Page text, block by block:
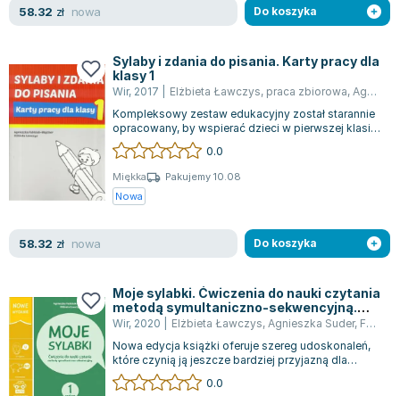
Katarzyna Miller
Mark Twain
Marcin Meller
Paulina Młynarska
ks. Piotr Pawlukiewicz
Jarosław Sokołowski
Piotr Latocha
Piotr Semka
Joseph Murphy
Jan Sztaudynger
Aleksander Puszkin
Oscar Wilde
Małgorzata Ohme
58.32 zł nowa Do koszyka
Sylaby i zdania do pisania. Karty pracy dla
klasy 1
Wir, 2017 Elżbieta Ławczys, praca zbiorowa, Agnieszka Suder
Kompleksowy zestaw edukacyjny został starannie
opracowany, by wspierać dzieci w pierwszej klasie
w nauce pisania. Autorki, czerpią...
0.0
Miękka
Pakujemy 10.08
Nowa
58.32 zł nowa Do koszyka
Moje sylabki. Ćwiczenia do nauki czytania
metodą symultaniczno-sekwencyjną.
Zestaw 1
Wir, 2020 Elżbieta Ławczys, Agnieszka Suder, Fabisiak-Majcher Agnieszka
Nowa edycja książki oferuje szereg udoskonaleń,
które czynią ją jeszcze bardziej przyjazną dla
użytkowników. W jej wnętrzu znajdzi...
0.0